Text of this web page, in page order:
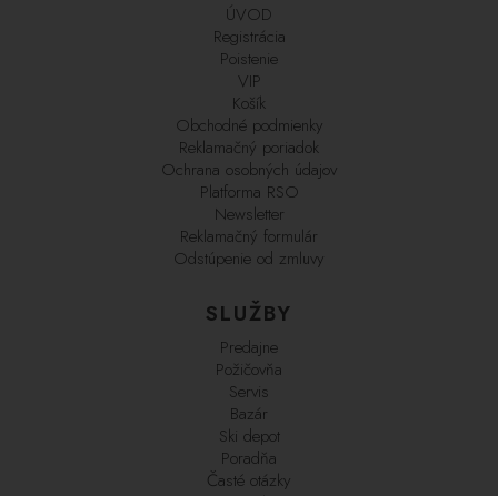
ÚVOD
Registrácia
Poistenie
VIP
Košík
Obchodné podmienky
Reklamačný poriadok
Ochrana osobných údajov
Platforma RSO
Newsletter
Reklamačný formulár
Odstúpenie od zmluvy
SLUŽBY
Predajne
Požičovňa
Servis
Bazár
Ski depot
Poradňa
Časté otázky